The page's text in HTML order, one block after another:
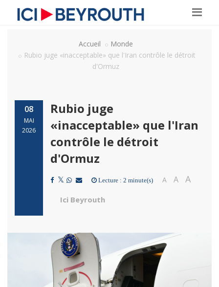
Accueil
Monde
Rubio juge «inacceptable» que l'Iran contrôle le détroit
d'Ormuz
08
MAI
2026
Rubio juge
«inacceptable» que l'Iran
contrôle le détroit
d'Ormuz
Lecture : 2 minute(s) A A A
Ici Beyrouth